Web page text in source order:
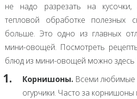
не надо разрезать на
тепловой обработке полезных
больше. Это одно из главных
мини-овощей. Посмотреть
блюд из мини-овощей можно здесь
Корнишоны. Всеми любимые
огурчики. Часто за